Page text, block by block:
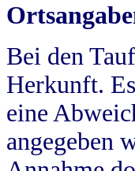
Bei den
Herkunft.
eine
angegeben